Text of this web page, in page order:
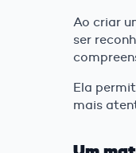
Ao criar
ser
Ela
mais